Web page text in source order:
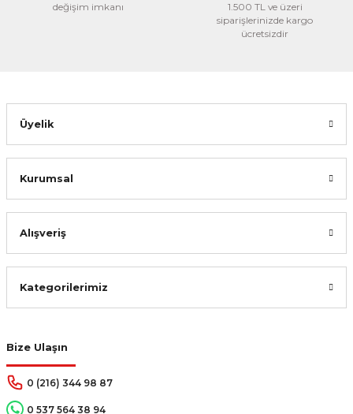
değişim imkanı
1.500 TL ve üzeri
siparişlerinizde kargo
ücretsizdir
Bize Ulaşın
0 (216) 344 98 87
0 537 564 38 94
Üyelik
Kurumsal
Alışveriş
Kategorilerimiz